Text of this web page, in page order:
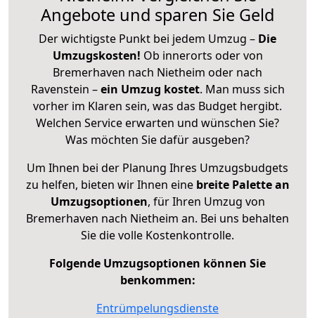
Angebote und sparen Sie Geld
Der wichtigste Punkt bei jedem Umzug – Die
Umzugskosten! Ob innerorts oder von
Bremerhaven nach Nietheim oder nach
Ravenstein –ein Umzug kostet. Man muss sich
vorher im Klaren sein, was das Budget hergibt.
Welchen Service erwarten und wünschen Sie?
Was möchten Sie dafür ausgeben?
Um Ihnen bei der Planung Ihres Umzugsbudgets
zu helfen, bieten wir Ihnen eine breite Palette an
Umzugsoptionen, für Ihren Umzug von
Bremerhaven nach Nietheim an. Bei uns behalten
Sie die volle Kostenkontrolle.
Folgende Umzugsoptionen können Sie
benkommen:
Entrümpelungsdienste